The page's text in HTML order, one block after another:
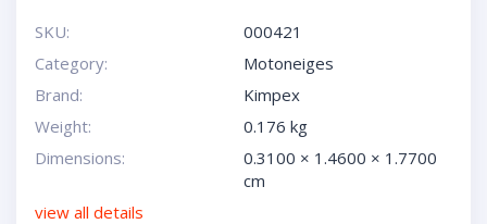
SKU:
000421
Category:
Motoneiges
Brand:
Kimpex
Weight:
0.176 kg
Dimensions:
0.3100 × 1.4600 × 1.7700
cm
view all details